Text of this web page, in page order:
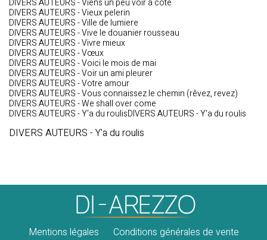
DIVERS AUTEURS - Viens un peu voir a cote
DIVERS AUTEURS - Vieux pelerin
DIVERS AUTEURS - Ville de lumiere
DIVERS AUTEURS - Vive le douanier rousseau
DIVERS AUTEURS - Vivre mieux
DIVERS AUTEURS - Vœux
DIVERS AUTEURS - Voici le mois de mai
DIVERS AUTEURS - Voir un ami pleurer
DIVERS AUTEURS - Votre amour
DIVERS AUTEURS - Vous connaissez le chemin (rêvez, revez)
DIVERS AUTEURS - We shall over come
DIVERS AUTEURS - Y'a du roulisDIVERS AUTEURS - Y'a du roulis
DIVERS AUTEURS - Y'a du roulis
Mentions légales Conditions générales de vente